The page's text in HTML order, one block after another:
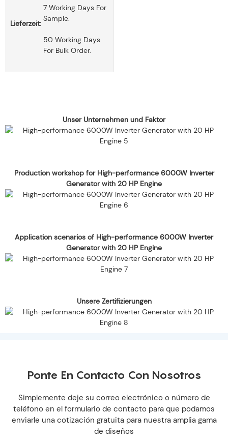
Lieferzeit:
7 Working Days For
Sample.
50 Working Days
For Bulk Order.
Unser Unternehmen und Faktor
Production workshop for High-performance 6000W Inverter
Generator with 20 HP Engine
Application scenarios of High-performance 6000W Inverter
Generator with 20 HP Engine
Unsere Zertifizierungen
Ponte En Contacto Con Nosotros
Simplemente deje su correo electrónico o número de
teléfono en el formulario de contacto para que podamos
enviarle una cotización gratuita para nuestra amplia gama
de diseños